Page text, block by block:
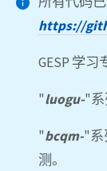
https://
GESP 学习
"luogu-"
"bcqm-"系
测。